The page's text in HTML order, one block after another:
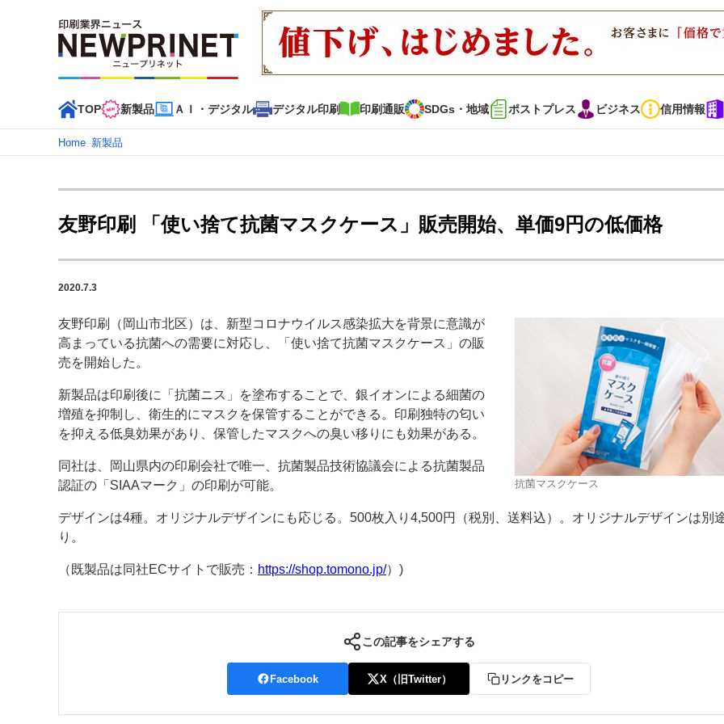
TOP 新製品 ＡＩ・デジタル デジタル印刷 印刷通販 SDGs・地域 ポストプレス ビジネス 信用情報
インデックス
TOP 新着記事 特集記事 動画コンテンツ インタビュー コレクション
カテゴリー一覧
新商品 新製品 ＡＩ・デジタル デジタル印刷 印刷通販 SDGs・地域 ポストプレス ビジネス イベント 信用情報
特集記事カテゴリー一覧
2022 見える化・MIS特集 特集・デジタル印刷 アイデアで勝負！ ～多様なビジネス・多彩な商材～
JAPAN PACK 2023 特集
特集・デジタル印刷 ～ 新成長軌道を描く
案内
発刊案内 JFPI印刷用語集 印刷機材年鑑
運営
会社案内 購読・購入申し込み
Home–新製品
友野印刷 「使い捨て抗菌マスクケース」販売開始、単価9円の低価格
2020.7.3
抗菌マスクケース
友野印刷（岡山市北区）は、新型コロナウイルス感染拡大を背景に意識が
高まっている抗菌への需要に対応し、「使い捨て抗菌マスクケース」の販
売を開始した。
新製品は印刷後に「抗菌ニス」を塗布することで、銀イオンによる細菌の
増殖を抑制し、衛生的にマスクを保管することができる。印刷独特の匂い
を抑える低臭効果があり、保管したマスクへの臭い移りにも効果がある。
同社は、岡山県内の印刷会社で唯一、抗菌製品技術協議会による抗菌製品
認証の「SIAAマーク」の印刷が可能。
デザインは4種。オリジナルデザインにも応じる。500枚入り4,500円（税別、送料込）。オリジナルデザインは別
り。
（既製品は同社ECサイトで販売： https://shop.tomono.jp/）)
この記事をシェアする
Facebook X（旧Twitter） リンクをコピー